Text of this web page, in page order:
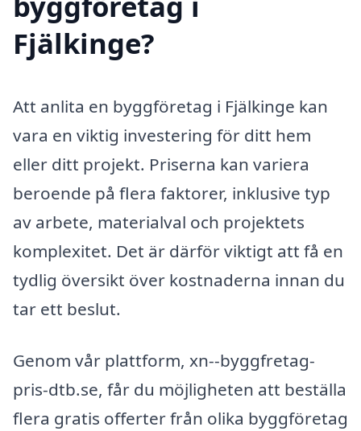
Fjälkinge?
Att anlita en byggföretag i Fjälkinge kan
vara en viktig investering för ditt hem
eller ditt projekt. Priserna kan variera
beroende på flera faktorer, inklusive typ
av arbete, materialval och projektets
komplexitet. Det är därför viktigt att få en
tydlig översikt över kostnaderna innan du
tar ett beslut.
Genom vår plattform, xn--byggfretag-
pris-dtb.se, får du möjligheten att beställa
flera gratis offerter från olika byggföretag